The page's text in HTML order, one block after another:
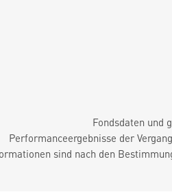
Fondsdaten und
Performanceergebnisse der
sind nach den